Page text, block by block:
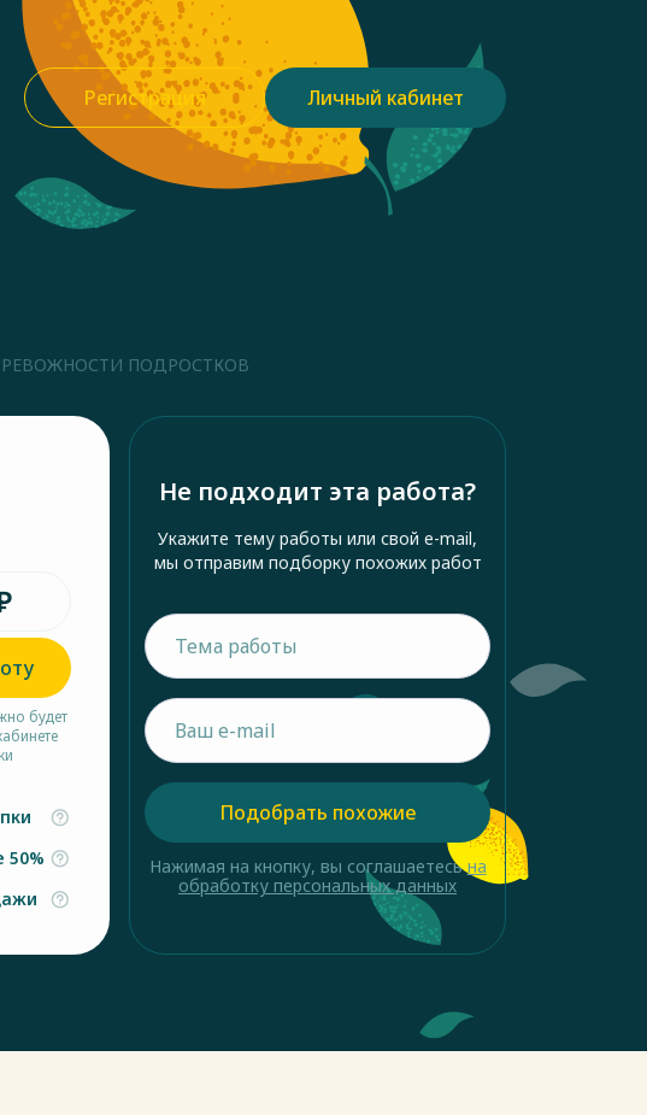
Регистрация Личный кабинет
ПОДРОСТКОВ
будет
50%
Не подходит эта работа?
Укажите тему работы или свой e-mail,
мы отправим подборку похожих работ
Подобрать похожие
Нажимая на кнопку, вы соглашаетесьна
обработку персональных данных